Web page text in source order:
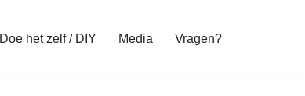
Doe het zelf / DIY Media Vragen?